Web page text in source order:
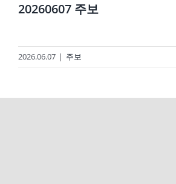
20260607 주보
2026.06.07 | 주보